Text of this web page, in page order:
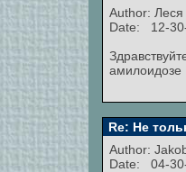
Author: Леся
Date: 12-
амилоидозе
Re: Не
Author:
Date: 04-